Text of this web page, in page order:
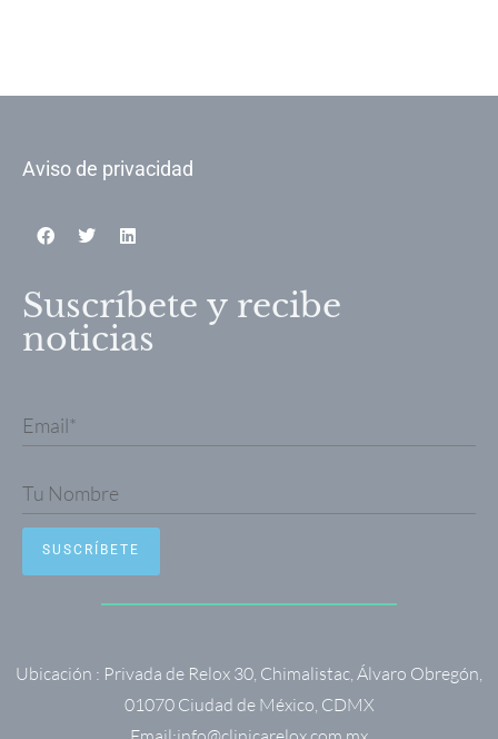
Aviso de privacidad
Suscríbete y recibe
noticias
Ubicación : Privada de Relox 30, Chimalistac, Álvaro Obregón,
01070 Ciudad de México, CDMX